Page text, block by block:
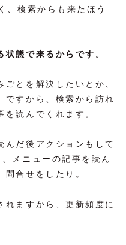
、検索からも来たほう
態で来るからです。
とを解決したいとか、
ですから、検索から訪れ
読んでくれます。
んだ後アクションもして
メニューの記事を読ん
合せをしたり。
れますから、更新頻度に